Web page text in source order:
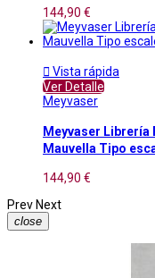
144,90 €
 Vista rápida
Ver Detalle
Meyvaser
Meyvaser
Mauvella Tipo
144,90 €
Prev Next
close